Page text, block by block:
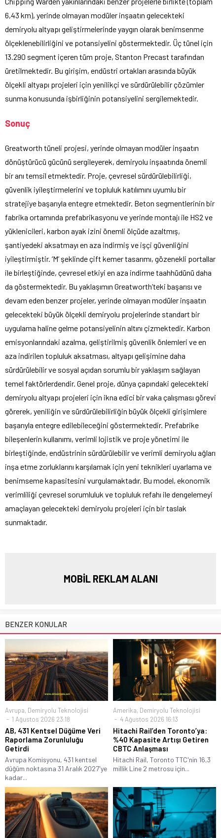
6,43 km), yerinde olmayan modüler inşaatın gelecekteki
demiryolu altyapı geliştirmelerinde yaygın olarak benimsenme
ölçeklenebilirliğini ve potansiyelini göstermektedir. Üç tünel için
13.290 segment içeren tüm proje, Stanton Precast tarafından
üretilmektedir. Bu girişim, endüstri ortakları arasında büyük
ölçekli altyapı projeleri için yenilikçi ve sürdürülebilir çözümler
sunma konusunda işbirliğinin potansiyelini sergilemektedir.
Sonuç
Greatworth tüneli projesi, yerinde olmayan modüler inşaatın
dönüştürücü gücünü sergileyerek, demiryolu inşaatında önemli
bir anı temsil etmektedir. Proje, çevresel sürdürülebilirliği,
güvenlik iyileştirmelerini ve topluluk katılımını uyumlu bir
stratejiye başarıyla entegre etmektedir. Beton segmentlerinin bir
fabrika ortamında prefabrikasyonu ve yerinde montajı ile HS2 ve
yüklenicileri, karbon ayak izini önemli ölçüde azaltmış,
şantiyedeki aksatmayı en aza indirmiş ve işçi güvenliğini
iyileştirmiştir. ‘M’ şeklinde çift kemer tasarımı, gözenekli portallar
ile birleştiğinde, çevresel etkiyi en aza indirme taahhüdünü daha
da göstermektedir. Bu yaklaşımın Greatworth’teki başarısı ve
devam eden benzer projeler, yerinde olmayan modüler inşaatın
gelecekteki büyük ölçekli demiryolu projelerinde standart bir
uygulama haline gelme potansiyelinin altını çizmektedir. Karbon
emisyonlarındaki azalma, geliştirilmiş güvenlik önlemleri ve en
aza indirilen topluluk aksatması, altyapı gelişimine daha
sürdürülebilir ve sosyal açıdan sorumlu bir yaklaşım sağlayan
temel faktörlerdendir. Genel proje, dünya çapındaki gelecekteki
demiryolu altyapı projeleri için ikna edici bir vaka çalışması görevi
görerek, yeniliğin ve sürdürülebilirliğin büyük ölçekli girişimlere
başarıyla entegre edilebileceğini göstermektedir. Prefabrike
bileşenlerin kullanımı, verimli lojistik ve proje yönetimi ile
birleştiğinde, endüstrinin sürdürülebilir ve verimli demiryolu ağları
inşa etme zorluklarını karşılamak için yeni teknikleri uyarlama ve
benimseme kapasitesini vurgulamaktadır. Bu model, ekonomik
verimliliği çevresel sorumluluk ve topluluk refahı ile dengelemeyi
amaçlayan gelecekteki demiryolu projeleri için bir taslak
sunmaktadır.
MOBİL REKLAM ALANI
BENZER KONULAR
Avrupa, Demiryolu Teknolojisi
1 Ağustos 2026 23:18
AB, 431 Kentsel Düğüme Veri
Raporlama Zorunluluğu
Getirdi
Avrupa Komisyonu, 431 kentsel
düğüm noktasına 31 Aralık 2027'ye
kadar...
Amerika, Demiryolu Teknolojisi
4 Ağustos 2026 16:13
Hitachi Rail’den Toronto’ya:
%40 Kapasite Artışı Getiren
CBTC Anlaşması
Hitachi Rail, Toronto TTC'nin 16,3
millik Line 2 metrosu için...